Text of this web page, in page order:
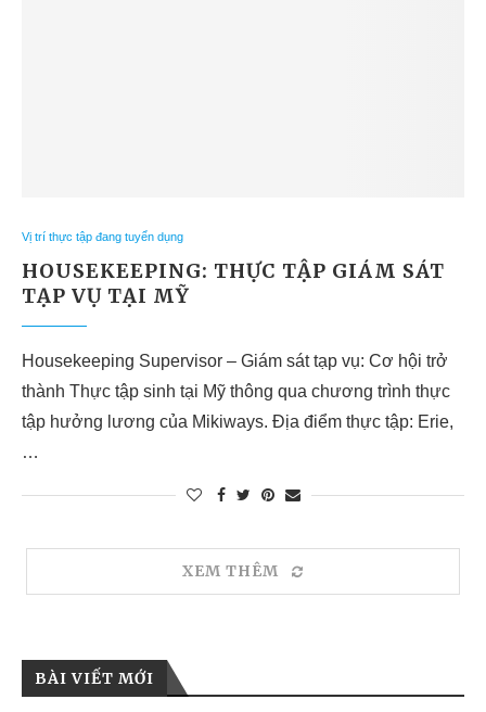
Vị trí thực tập đang tuyển dụng
HOUSEKEEPING: THỰC TẬP GIÁM SÁT
TẠP VỤ TẠI MỸ
Housekeeping Supervisor – Giám sát tạp vụ: Cơ hội trở
thành Thực tập sinh tại Mỹ thông qua chương trình thực
tập hưởng lương của Mikiways. Địa điểm thực tập: Erie,
…
XEM THÊM
BÀI VIẾT MỚI